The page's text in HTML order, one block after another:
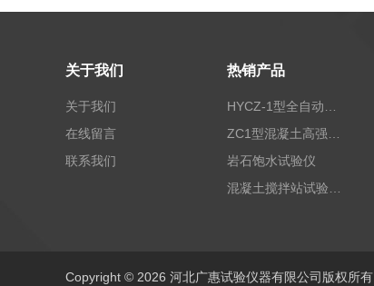
关于我们
关于我们
在线留言
联系我们
热销产品
岩石饱水试验仪
Copyright © 2026 河北广惠试验仪器有限公司版权所有